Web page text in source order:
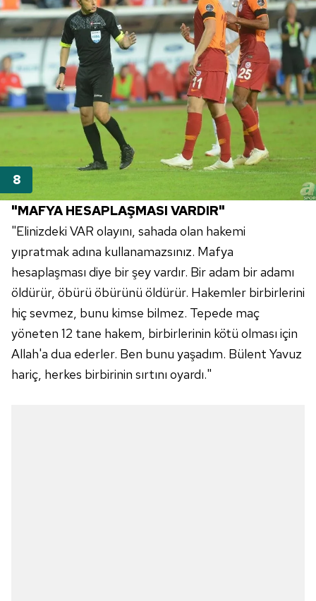
"MAFYA HESAPLAŞMASI VARDIR"
"Elinizdeki VAR olayını, sahada olan hakemi
yıpratmak adına kullanamazsınız. Mafya
hesaplaşması diye bir şey vardır. Bir adam bir adamı
öldürür, öbürü öbürünü öldürür. Hakemler birbirlerini
hiç sevmez, bunu kimse bilmez. Tepede maç
yöneten 12 tane hakem, birbirlerinin kötü olması için
Allah'a dua ederler. Ben bunu yaşadım. Bülent Yavuz
hariç, herkes birbirinin sırtını oyardı."